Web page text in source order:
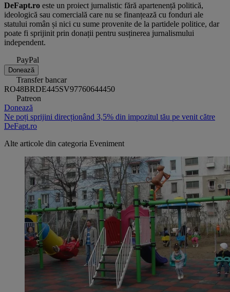
DeFapt.ro este un proiect jurnalistic fără apartenență politică,
ideologică sau comercială care nu se finanțează cu fonduri ale
statului român și nici cu sume provenite de la partidele politice, dar
poate fi sprijinit prin donații pentru susținerea jurnalismului
independent.
PayPal
Donează
Transfer bancar
RO48BRDE445SV97760644450
Patreon
Donează
Ne poți sprijini direcționând 3,5% din impozitul tău pe venit către
DeFapt.ro
Alte articole din categoria Eveniment